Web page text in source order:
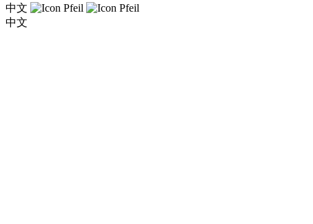
中文
中文